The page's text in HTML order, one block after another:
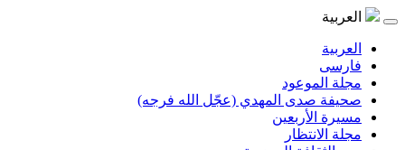
المهدي (عجّل الله فرجه)